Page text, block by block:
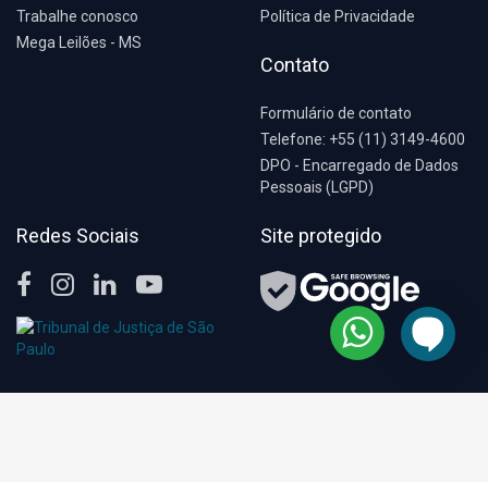
Trabalhe conosco
Mega Leilões - MS
Política de Privacidade
Contato
Formulário de contato
Telefone: +55 (11) 3149-4600
DPO - Encarregado de Dados
Pessoais (LGPD)
Redes Sociais Site protegido